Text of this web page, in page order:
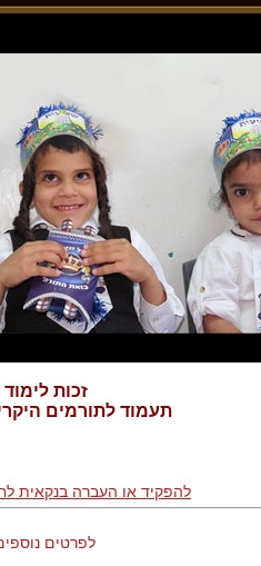
זכות
תעמוד לתורמים
להפקיד או העברה בנקאית
לפרטים